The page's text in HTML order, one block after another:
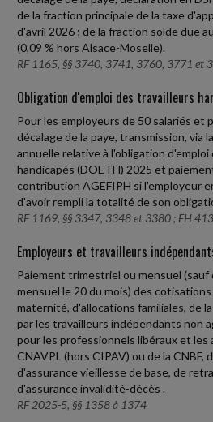
de la fraction principale de la taxe
d'avril 2026 ; de la fraction solde due
(0,09 % hors Alsace-Moselle).
RF 1165, §§ 3740, 3741, 3760, 3771 et
Obligation d'emploi des travailleurs
Pour les employeurs de 50 salariés et
décalage de la paye, transmission, via
annuelle relative à l'obligation d'emploi
handicapés (DOETH) 2025 et
contribution AGEFIPH si l'employeur
d'avoir rempli la totalité de son
RF 1169, §§ 3347, 3348 et 3380 ; FH
Employeurs et travailleurs
Paiement trimestriel ou mensuel
mensuel le 20 du mois) des
maternité, d'allocations familiales, de
par les travailleurs indépendants non
pour les professionnels libéraux et les
CNAVPL (hors CIPAV) ou de la CNBF,
d'assurance vieillesse de base, de
d'assurance invalidité-décès .
RF 2025-5, §§ 1358 à 1374